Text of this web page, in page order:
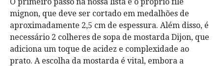
mignon, que deve ser cortado em medalhões de
aproximadamente 2,5 cm de espessura. Além disso, é
necessário 2 colheres de sopa de mostarda Dijon, que
adiciona um toque de acidez e complexidade ao
prato. A escolha da mostarda é vital, embora a